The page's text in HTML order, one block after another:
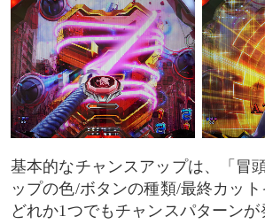
基本的なチャンスアップは、「冒
ップの色/ボタンの種類/最終カット
どれか1つでもチャンスパターン